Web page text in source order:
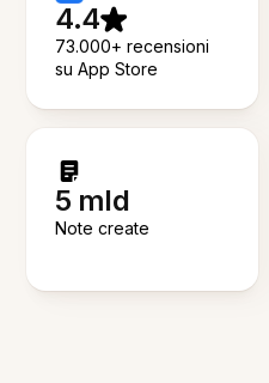
4.4
73.000+ recensioni
su App Store
5 mld
Note create